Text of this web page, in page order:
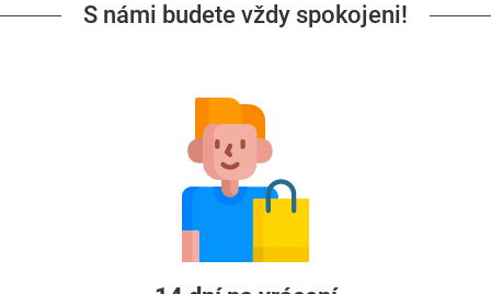
S námi budete vždy spokojeni!